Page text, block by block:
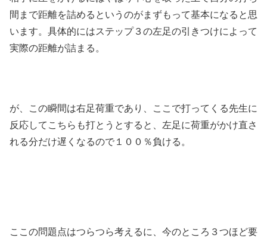
間まで距離を詰めるというのがまずもって基本になると思
います。具体的にはステップ３の左足の引きつけによって
実際の距離が詰まる。
が、この瞬間は右足荷重であり、ここで打ってくる先生に
反応してこちらも打とうとすると、左足に荷重がかけ直さ
れる分だけ遅くなるので１００％負ける。
ここの問題点はつらつら考えるに、今のところ３つほど要